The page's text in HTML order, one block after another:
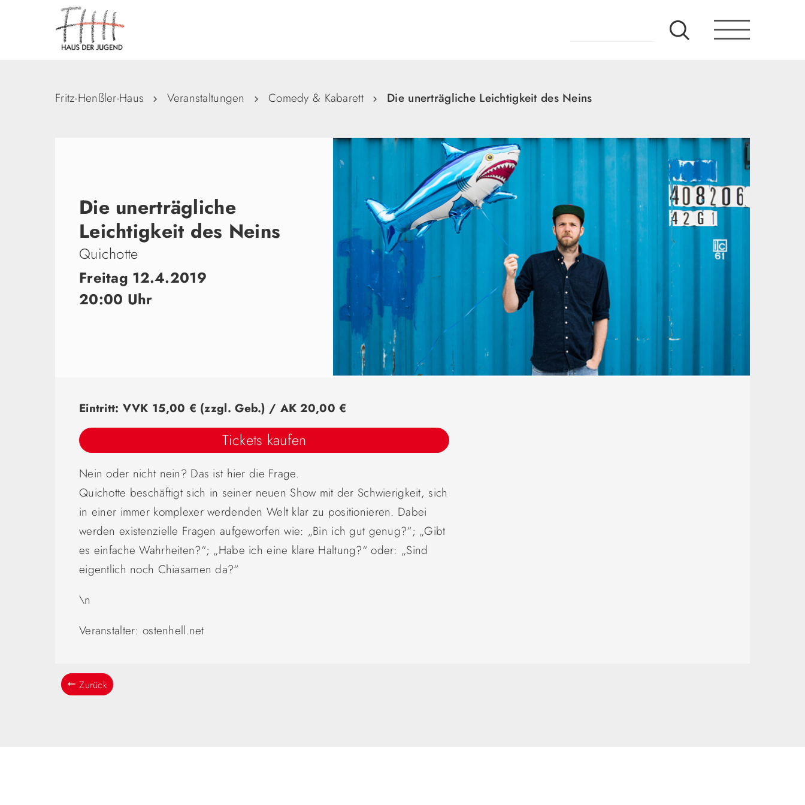
Fritz-Henßler-Haus Veranstaltungen Comedy & Kabarett Die unerträgliche Leichtigkeit des Neins
Die unerträgliche
Leichtigkeit des Neins
Quichotte
Freitag 12.4.2019
20:00 Uhr
Eintritt: VVK 15,00 € (zzgl. Geb.) / AK 20,00 €
Tickets kaufen
Nein oder nicht nein? Das ist hier die Frage.
Quichotte beschäftigt sich in seiner neuen Show mit der Schwierigkeit, sich
in einer immer komplexer werdenden Welt klar zu positionieren. Dabei
werden existenzielle Fragen aufgeworfen wie: „Bin ich gut genug?“; „Gibt
es einfache Wahrheiten?“; „Habe ich eine klare Haltung?“ oder: „Sind
eigentlich noch Chiasamen da?“
\n
Veranstalter: ostenhell.net
Zurück